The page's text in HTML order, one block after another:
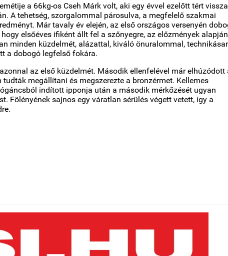
a 66kg-os Cseh Márk volt, aki egy évvel ezelőtt tért
A tehetség, szorgalommal párosulva, a megfelelő szakmai
Már tavaly év elején, az első országos versenyén
elsőéves ifiként állt fel a szőnyegre, az előzmények
minden küzdelmét, alázattal, kiváló önuralommal,
a dobogó legfelső fokára.
az első küzdelmét. Második ellenfelével már elhúzódott
megállítani és megszerezte a bronzérmet. Kellemes
indított ipponja után a második mérkőzését ugyan
Fölényének sajnos egy váratlan sérülés végett vetett, így a